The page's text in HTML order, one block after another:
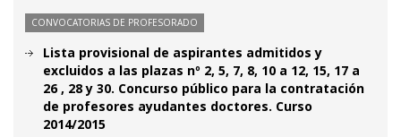
CONVOCATORIAS DE PROFESORADO
Lista provisional de aspirantes admitidos y
excluidos a las plazas nº 2, 5, 7, 8, 10 a 12, 15, 17 a
26 , 28 y 30. Concurso público para la contratación
de profesores ayudantes doctores. Curso
2014/2015